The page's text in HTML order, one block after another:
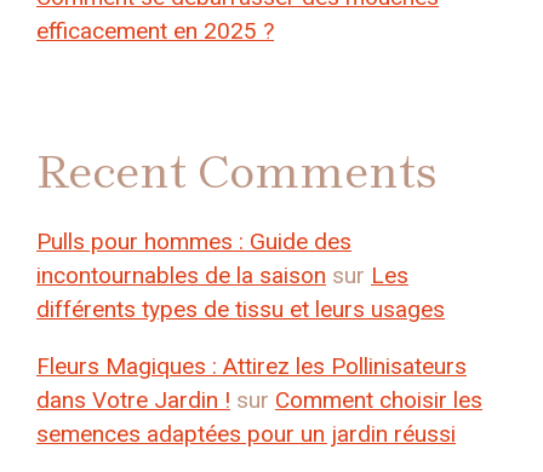
efficacement en 2025 ?
Recent Comments
Pulls pour hommes : Guide des
incontournables de la saison sur Les
différents types de tissu et leurs usages
Fleurs Magiques : Attirez les Pollinisateurs
dans Votre Jardin ! sur Comment choisir les
semences adaptées pour un jardin réussi